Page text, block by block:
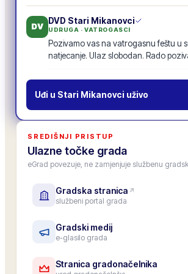
DV
DVD Stari Mikanovci
UDRUGA · VATROGASCI
Pozivamo vas na vatrogasnu feštu u
natjecanje. Ulaz slobodan. Rado
POZIV
Vatrogasna fešta · 21.6.
19odgovora·94lajkova
MO Centar
MJESNI ODBOR
Inicijativu za nogostup uz glavnu
prenosimo u zajednički tok objava, da
11odgovora· 52lajkova
OŠ
Gradska osnovna škola
USTANOVA · ŠKOLA
Roditeljski sastanak za roditelje
odgovora
Uđi u Stari Mikanovci uživo
SREDIŠNJI PRISTUP
Ulazne točke grada
eGrad povezuje, ne zamjenjuje službenu
Gradska stranica
službeni portal grada
Gradski medij
e-glasilo grada
Stranica gradonačelnika